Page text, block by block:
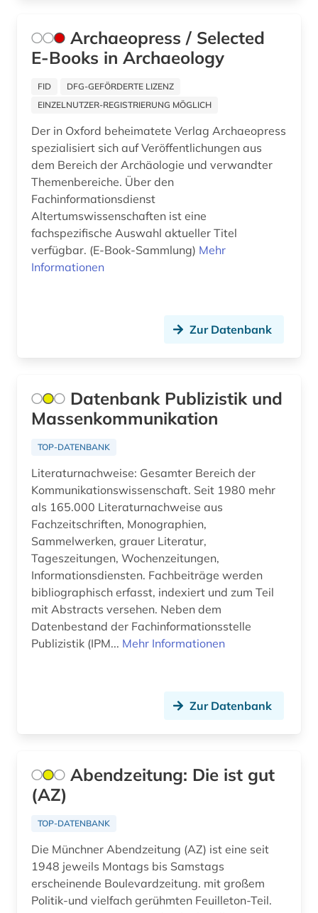
allgemein (1)
allgemein bildende schule (1)
allgemeine medizinische datenbank (3)
allgemeine und vergleichende
literaturwissenschaft (1)
literaturwissenschaft (2)
allgemeines bauingenieurwesen (1)
allgemeines sozialversicherungsgesetz (1)
allgemeinmedizin (1)
allierte (1)
allmende (1)
alltag (8)
alma-tadema (1)
alpen (1)
alpenverein südtirol (1)
Archaeopress / Selected
E-Books in Archaeology
FID
DFG-GEFÖRDERTE LIZENZ
EINZELNUTZER-REGISTRIERUNG MÖGLICH
Der in Oxford beheimatete Verlag Archaeopress
spezialisiert sich auf Veröffentlichungen aus
dem Bereich der Archäologie und verwandter
Themenbereiche. Über den
Fachinformationsdienst
Altertumswissenschaften ist eine
fachspezifische Auswahl aktueller Titel
verfügbar. (E-Book-Sammlung) Mehr
Informationen
Zur Datenbank
Datenbank Publizistik und
Massenkommunikation
TOP-DATENBANK
Literaturnachweise: Gesamter Bereich der
Kommunikationswissenschaft. Seit 1980 mehr
als 165.000 Literaturnachweise aus
Fachzeitschriften, Monographien,
Sammelwerken, grauer Literatur,
Tageszeitungen, Wochenzeitungen,
Informationsdiensten. Fachbeiträge werden
bibliographisch erfasst, indexiert und zum Teil
mit Abstracts versehen. Neben dem
Datenbestand der Fachinformationsstelle
Publizistik (IPM... Mehr Informationen
Zur Datenbank
Abendzeitung: Die ist gut
(AZ)
TOP-DATENBANK
Die Münchner Abendzeitung (AZ) ist eine seit
1948 jeweils Montags bis Samstags
erscheinende Boulevardzeitung. mit großem
Politik-und vielfach gerühmten Feuilleton-Teil.